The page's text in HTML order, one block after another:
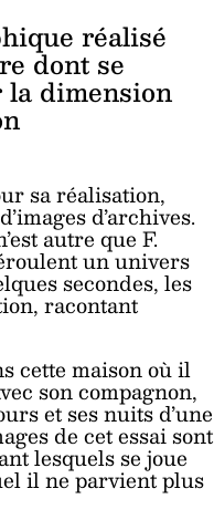
réalisé
dont se
dimension
sa réalisation,
d’archives.
autre que F.
un univers
secondes, les
racontant
cette maison où il
son compagnon,
et ses nuits d’une
de cet essai sont
lesquels se joue
il ne parvient plus